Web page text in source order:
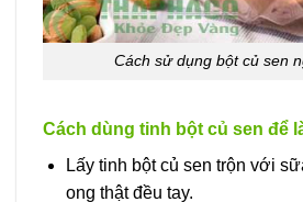
Cách sử dụng bột củ sen
Cách dùng tinh bột củ sen để
Lấy tinh bột củ sen trộn với
ong thật đều tay.